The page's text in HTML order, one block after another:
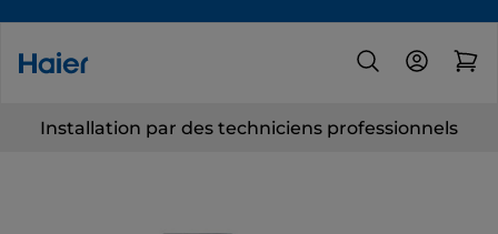
Installation par des techniciens professionnels